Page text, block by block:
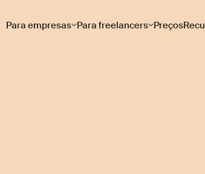
Para empresas Para freelancers Preços